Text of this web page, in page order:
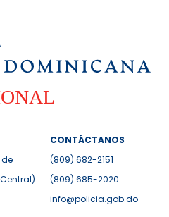
CONTÁCTANOS
(809) 682-2151
(809) 685-2020
info@policia.gob.do